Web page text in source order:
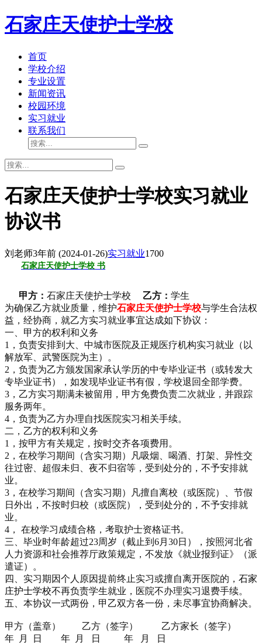
石家庄天使护士学校
首页
学校介绍
专业设置
新闻资讯
校园环境
实习就业
联系我们
石家庄天使护士学校实习就业
协议书
刘老师3年前 (2024-01-26)实习就业1700
石家庄天使护士学校 书
甲方： 石家庄天使护士学校 乙方： 学生
为确保乙方就业质量，维护石家庄天使护士学校与学生合法权
益，经协商，就乙方实习就业事宜达成如下协议：
一、甲方的权利和义务
1，负责安排到大、中城市医院及正规医疗机构实习就业（以
解放军、武警医院为主）。
2，负责为乙方颁发国家承认学历的中专毕业证书（或转发大
专毕业证书），如发现毕业证书有假，学校退回全部学费。
3，乙方实习期满未被留用，甲方免费负责二次就业，并跟踪
服务两年。
4，负责为乙方办理自找医院实习相关手续。
二，乙方的权利和义务
1，按甲方有关规定，按时交齐各项费用。
2，在校学习期间（含实习期）凡吸烟、喝酒、打架、异性交
往过密、超假未归、夜不归宿等，受到处分的，不予安排就
业。
3，在校学习期间（含实习期）凡擅自离校（或医院）、节假
日外出，不按时归校（或医院），受到处分的，不予安排就
业。
4， 在校学习成绩合格，考取护士资格证书。
三、毕业时年龄超过23周岁（截止到6月30日），按照河北省
人力资源和社会推荐厅政策规定，不发放《就业报到证》（派
遣证）。
四、实习期因个人原因提前终止实习或擅自离开医院的， 石家
庄护士学校不再负责学生就业，医院不办理实习退费手续。
五、本协议一式两份，甲乙双方各一份，未尽事宜协商解决。
甲方（盖章） 乙方（签字） 乙方家长（签字）
年 月 日 年 月 日 年 月 日